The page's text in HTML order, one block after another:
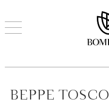
BEPPE TOSCO